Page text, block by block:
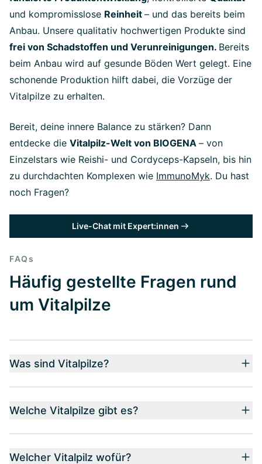
und kompromisslose Reinheit – und das bereits beim
Anbau. Unsere qualitativ hochwertigen Produkte sind
frei von Schadstoffen und Verunreinigungen. Bereits
beim Anbau wird auf gesunde Böden Wert gelegt. Eine
schonende Produktion hilft dabei, die Vorzüge der
Vitalpilze zu erhalten.
Bereit, deine innere Balance zu stärken? Dann
entdecke die Vitalpilz-Welt von BIOGENA – von
Einzelstars wie Reishi- und Cordyceps-Kapseln, bis hin
zu durchdachten Komplexen wie ImmunoMyk. Du hast
noch Fragen?
Live-Chat mit Expert:innen
FAQs
Häufig gestellte Fragen rund
um Vitalpilze
Was sind Vitalpilze?
Welche Vitalpilze gibt es?
Welcher Vitalpilz wofür?